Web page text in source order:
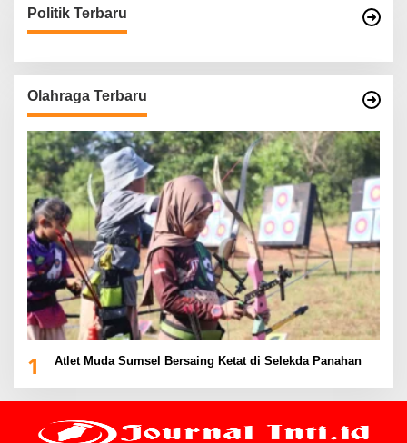
Politik Terbaru
Olahraga Terbaru
1 Atlet Muda Sumsel Bersaing Ketat di Selekda Panahan